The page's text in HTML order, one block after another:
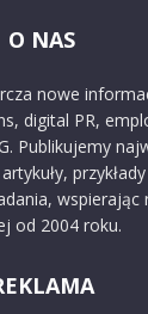
O NAS
nowe
digital PR,
Publikujemy
wspierając
od 2004 roku.